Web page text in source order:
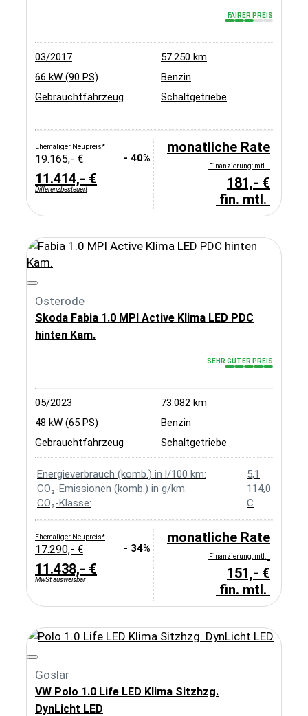
FAIRER PREIS
03/2017
57.250 km
66 kW (90 PS)
Benzin
Gebrauchtfahrzeug
Schaltgetriebe
Ehemaliger Neupreis*
19.165,- € - 40%
11.414,- €
Differenzbesteuert
monatliche Rate
Finanzierung: mtl.
181,- €
fin. mtl.
Osterode
Skoda Fabia 1.0 MPI Active Klima LED PDC
hinten Kam.
SEHR GUTER PREIS
05/2023
73.082 km
48 kW (65 PS)
Benzin
Gebrauchtfahrzeug
Schaltgetriebe
Energieverbrauch (komb.) in l/100 km:
5,1
CO₂-Emissionen (komb.) in g/km:
114,0
CO₂-Klasse:
C
Ehemaliger Neupreis*
17.290,- € - 34%
11.438,- €
MwSt ausweisbar
monatliche Rate
Finanzierung: mtl.
151,- €
fin. mtl.
Goslar
VW Polo 1.0 Life LED Klima Sitzhzg.
DynLicht LED